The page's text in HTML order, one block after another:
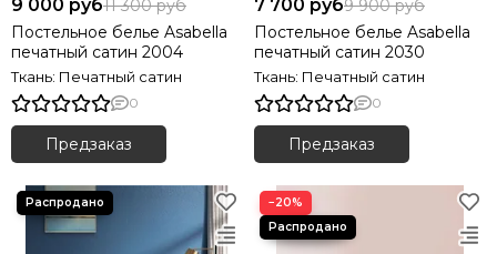
9 000 руб11 300 руб
Постельное белье Asabella
печатный сатин 2004
Ткань: Печатный сатин
0
Предзаказ
7 700 руб9 900 руб
Постельное белье Asabella
печатный сатин 2030
Ткань: Печатный сатин
0
Предзаказ
−20%